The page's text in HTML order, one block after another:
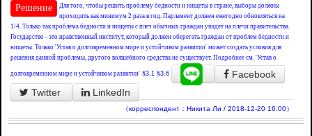
Решение
Для того, чтобы решить проблему бедности и нищеты в стране, выборы должны
проходить как минимум 2 раза в год. Парламент должен ежегодно обновляться на
1/4. Только так проблема бедности и нищеты с плеч обычных граждан упадет на плечи правительства.
Государство - это нравственный институт, который должен оберегать граждан от проблем бедности и
нищеты. Только 'Устав о долговременном мире и устойчивом развитии' может создать условия для
решения данной проблемы, другого волшебного средства не существует. Подробнее см. 'Устав о
долговременном мире и устойчивом развитии' §3.1 §3.6
Facebook
Twitter
LinkedIn
（корреспондент：Никита Ли / 2018-12-20 16:00）